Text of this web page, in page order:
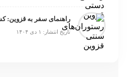
تاریخ انتشار: ۱ دی ۱۴۰۴